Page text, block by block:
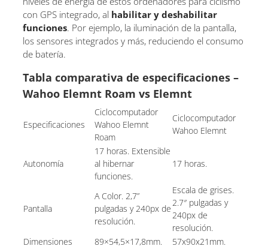
con GPS integrado, al habilitar y deshabilitar
funciones. Por ejemplo, la iluminación de la pantalla,
los sensores integrados y más, reduciendo el consumo
de batería.
Tabla comparativa de especificaciones –
Wahoo Elemnt Roam vs Elemnt
Especificaciones
Ciclocomputador
Wahoo Elemnt
Roam
Ciclocomputador
Wahoo Elemnt
Autonomía
17 horas. Extensible
al hibernar
funciones.
17 horas.
Pantalla
A Color. 2,7”
pulgadas y 240px de
resolución.
Escala de grises.
2.7″ pulgadas y
240px de
resolución.
Dimensiones
89×54,5×17,8mm.
57x90x21mm.